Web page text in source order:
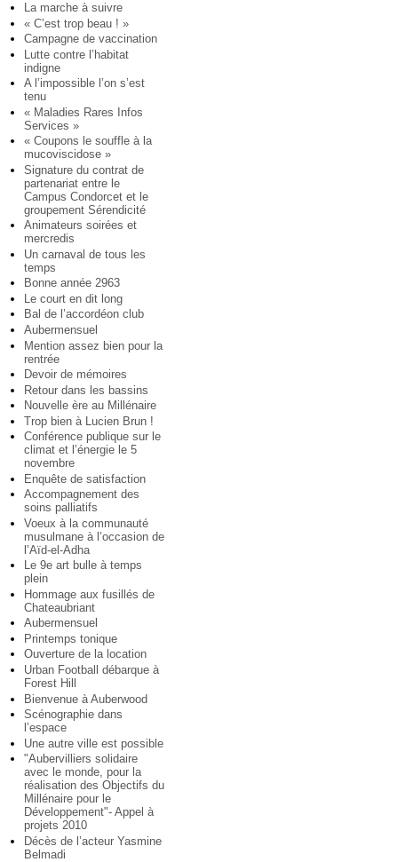
La marche à suivre
« C’est trop beau ! »
Campagne de vaccination
Lutte contre l’habitat
indigne
A l’impossible l’on s’est
tenu
« Maladies Rares Infos
Services »
« Coupons le souffle à la
mucoviscidose »
Signature du contrat de
partenariat entre le
Campus Condorcet et le
groupement Sérendicité
Animateurs soirées et
mercredis
Un carnaval de tous les
temps
Bonne année 2963
Le court en dit long
Bal de l’accordéon club
Aubermensuel
Mention assez bien pour la
rentrée
Devoir de mémoires
Retour dans les bassins
Nouvelle ère au Millénaire
Trop bien à Lucien Brun !
Conférence publique sur le
climat et l’énergie le 5
novembre
Enquête de satisfaction
Accompagnement des
soins palliatifs
Voeux à la communauté
musulmane à l’occasion de
l’Aïd-el-Adha
Le 9e art bulle à temps
plein
Hommage aux fusillés de
Chateaubriant
Aubermensuel
Printemps tonique
Ouverture de la location
Urban Football débarque à
Forest Hill
Bienvenue à Auberwood
Scénographie dans
l’espace
Une autre ville est possible
"Aubervilliers solidaire
avec le monde, pour la
réalisation des Objectifs du
Millénaire pour le
Développement"- Appel à
projets 2010
Décès de l’acteur Yasmine
Belmadi